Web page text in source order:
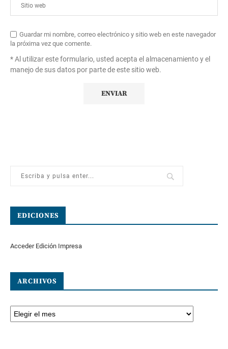
Guardar mi nombre, correo electrónico y sitio web en este navegador
la próxima vez que comente.
* Al utilizar este formulario, usted acepta el almacenamiento y el
manejo de sus datos por parte de este sitio web.
EDICIONES
Acceder Edición Impresa
ARCHIVOS